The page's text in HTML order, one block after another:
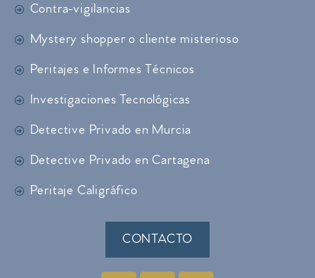
Contra-vigilancias
Mystery shopper o cliente misterioso
Peritajes e Informes Técnicos
Investigaciones Tecnológicas
Detective Privado en Murcia
Detective Privado en Cartagena
Peritaje Caligráfico
CONTACTO